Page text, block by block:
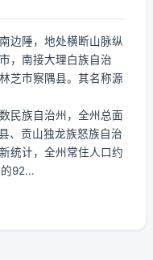
边陲，地处横断山脉纵
，南接大理白族自治
芝市察隅县。其名称源
民族自治州，全州总面
、贡山独龙族怒族自治
统计，全州常住人口约
92...